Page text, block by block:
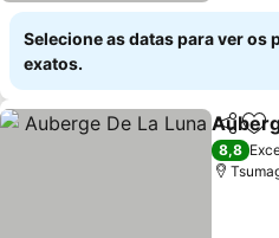
Selecione as datas para ver os
exatos.
8,8